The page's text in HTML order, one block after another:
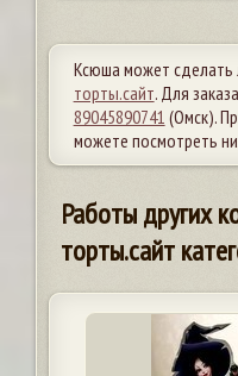
Ксюша может сделать
торты.сайт. Для
89045890741 (Омск).
можете посмотреть
Работы других
торты.сайт